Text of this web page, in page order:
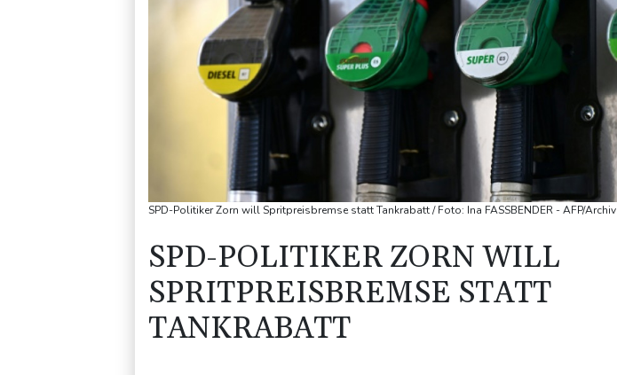
SPD-Politiker Zorn will Spritpreisbremse statt Tankrabatt / Foto: Ina FASSBENDER - AFP/Archiv
SPD-POLITIKER ZORN WILL
SPRITPREISBREMSE STATT
TANKRABATT